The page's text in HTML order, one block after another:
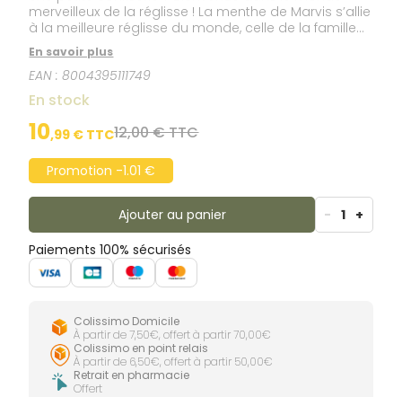
merveilleux de la réglisse ! La menthe de Marvis s’allie
à la meilleure réglisse du monde, celle de la famille
italienne Amarelli, fabricant depuis 1731. Résultat ? Un
dentifrice unique en son genre aux arômes
séduisants, prononcés et intenses qui séduira toutes
les papilles.
En savoir plus
EAN :8004395111749
En stock
10,99 € TTC12,00 € TTC
Promotion -1.01 €
Ajouter au panier - 1 +
Paiements 100% sécurisés
Colissimo Domicile
À partir de 7,50€, offert à partir 70,00€
Colissimo en point relais
À partir de 6,50€, offert à partir 50,00€
Retrait en pharmacie
Offert